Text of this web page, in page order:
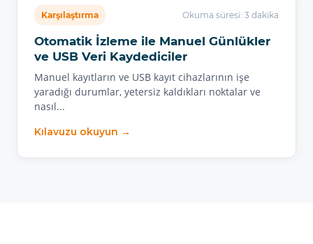
Karşılaştırma Okuma süresi: 3 dakika
Otomatik İzleme ile Manuel Günlükler
ve USB Veri Kaydediciler
Manuel kayıtların ve USB kayıt cihazlarının işe
yaradığı durumlar, yetersiz kaldıkları noktalar ve
nasıl...
Kılavuzu okuyun →